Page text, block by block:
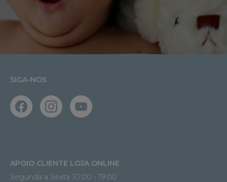
SIGA-NOS
APOIO CLIENTE LOJA ONLINE
Segunda a Sexta 10:00 › 19:00